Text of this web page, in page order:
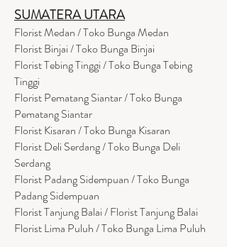
SUMATERA UTARA
Florist Medan / Toko Bunga Medan
Florist Binjai / Toko Bunga Binjai
Florist Tebing Tinggi / Toko Bunga Tebing
Tinggi
Florist Pematang Siantar / Toko Bunga
Pematang Siantar
Florist Kisaran / Toko Bunga Kisaran
Florist Deli Serdang / Toko Bunga Deli
Serdang
Florist Padang Sidempuan / Toko Bunga
Padang Sidempuan
Florist Tanjung Balai / Florist Tanjung Balai
Florist Lima Puluh / Toko Bunga Lima Puluh